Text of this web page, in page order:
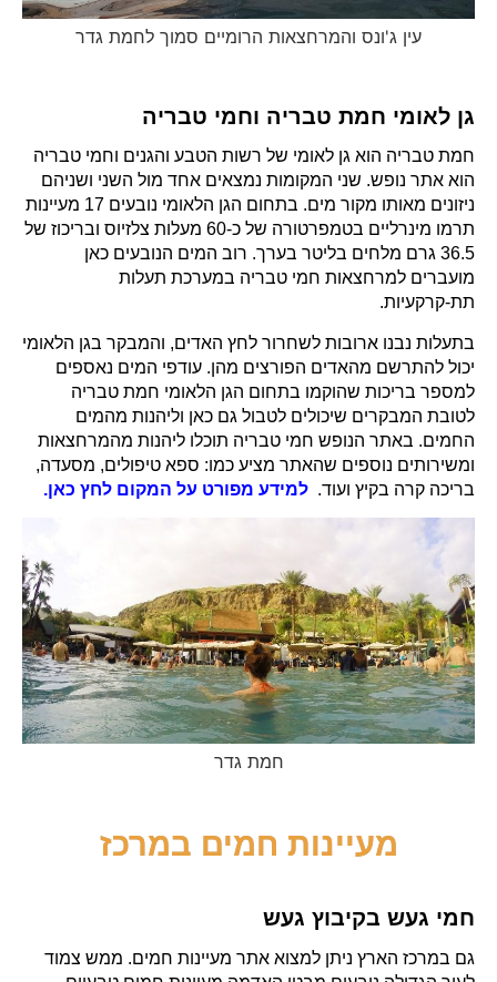
עין ג'ונס והמרחצאות הרומיים סמוך לחמת גדר
גן לאומי חמת טבריה וחמי טבריה
חמת טבריה הוא גן לאומי של רשות הטבע והגנים וחמי טבריה
הוא אתר נופש. שני המקומות נמצאים אחד מול השני ושניהם
ניזונים מאותו מקור מים. בתחום הגן הלאומי נובעים 17 מעיינות
תרמו מינרליים בטמפרטורה של כ-60 מעלות צלזיוס ובריכוז של
36.5 גרם מלחים בליטר בערך. רוב המים הנובעים כאן
מועברים למרחצאות חמי טבריה במערכת תעלות
תת-קרקעיות.
בתעלות נבנו ארובות לשחרור לחץ האדים, והמבקר בגן הלאומי
יכול להתרשם מהאדים הפורצים מהן. עודפי המים נאספים
למספר בריכות שהוקמו בתחום הגן הלאומי חמת טבריה
לטובת המבקרים שיכולים לטבול גם כאן וליהנות מהמים
החמים. באתר הנופש חמי טבריה תוכלו ליהנות מהמרחצאות
ומשירותים נוספים שהאתר מציע כמו: ספא טיפולים, מסעדה,
בריכה קרה בקיץ ועוד. למידע מפורט על המקום לחץ כאן.
חמת גדר
מעיינות חמים במרכז
חמי געש בקיבוץ געש
גם במרכז הארץ ניתן למצוא אתר מעיינות חמים. ממש צמוד